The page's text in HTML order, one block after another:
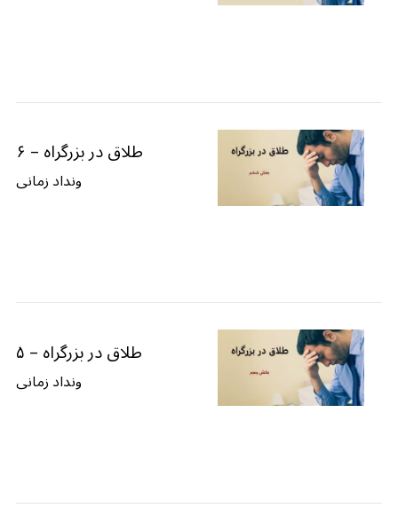
طلاق در بزرگراه – ۶
ونداد زمانی
طلاق در بزرگراه – ۵
ونداد زمانی